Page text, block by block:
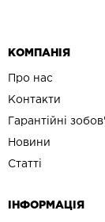
КОМПАНІЯ
Про нас
Контакти
Гарантійні
Новини
Статті
ІНФОРМАЦІЯ